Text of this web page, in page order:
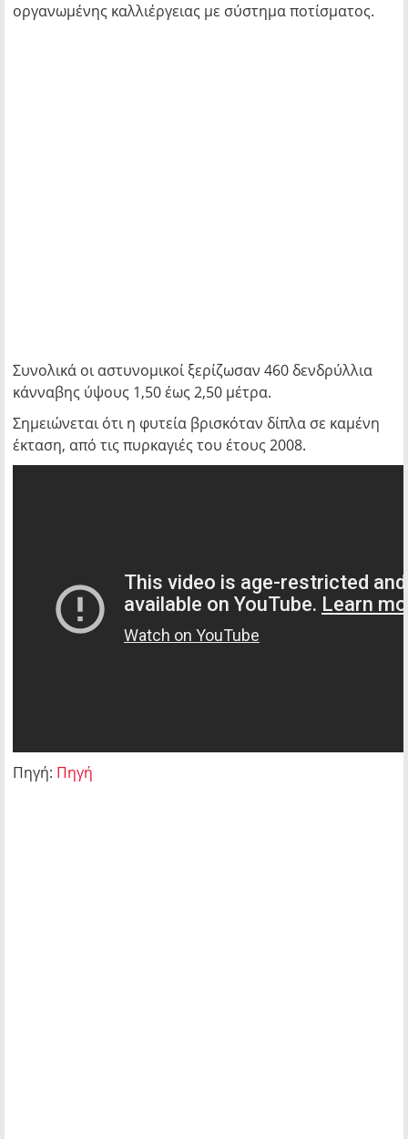
οργανωμένης καλλιέργειας με σύστημα ποτίσματος.
Συνολικά οι αστυνομικοί ξερίζωσαν 460 δενδρύλλια
κάνναβης ύψους 1,50 έως 2,50 μέτρα.
Σημειώνεται ότι η φυτεία βρισκόταν δίπλα σε καμένη
έκταση, από τις πυρκαγιές του έτους 2008.
Πηγή: Πηγή